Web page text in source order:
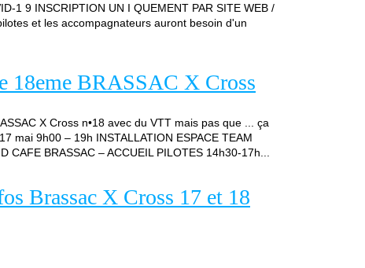
1 9 INSCRIPTION UN I QUEMENT PAR SITE WEB /
et les accompagnateurs auront besoin d'un
18eme BRASSAC X Cross
X Cross n•18 avec du VTT mais pas que ... ça
mai 9h00 – 19h INSTALLATION ESPACE TEAM
CAFE BRASSAC – ACCUEIL PILOTES 14h30-17h...
Brassac X Cross 17 et 18